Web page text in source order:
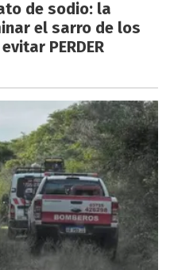
de sodio: la
el sarro de los
PERDER